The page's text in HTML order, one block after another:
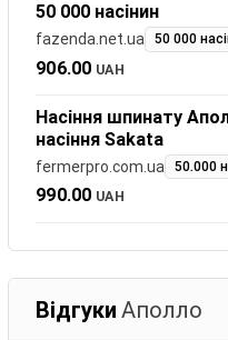
50 000 насінин
fazenda.net.ua 50 000
906.00 UAH
Насіння шпинату
насіння Sakata
fermerpro.com.ua 50.000
990.00 UAH
Відгуки Аполло